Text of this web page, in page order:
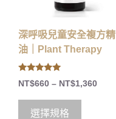
深呼吸兒童安全複方精
油｜Plant Therapy
5.00
out of 5
NT$660 – NT$1,360
選擇規格